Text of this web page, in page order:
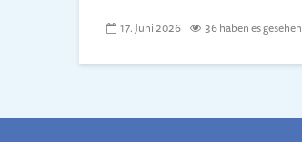
17. Juni 2026 36 haben es gesehen